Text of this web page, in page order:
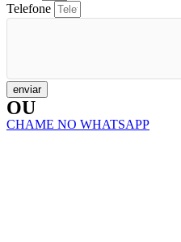
Telefone
enviar
OU
CHAME NO WHATSAPP